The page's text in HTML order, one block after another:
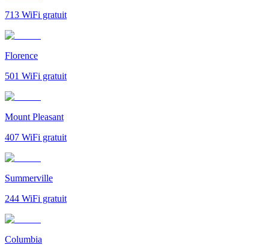
713 WiFi gratuit
Florence
501 WiFi gratuit
Mount Pleasant
407 WiFi gratuit
Summerville
244 WiFi gratuit
Columbia